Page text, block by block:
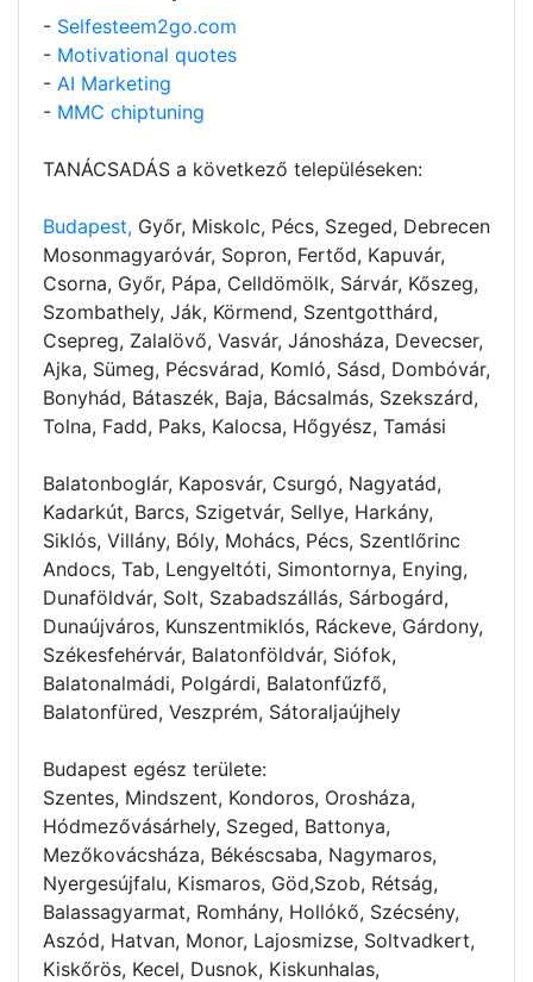
- Selfesteem2go.com
- Motivational quotes
- AI Marketing
- MMC chiptuning
TANÁCSADÁS a következő településeken:
Budapest, Győr, Miskolc, Pécs, Szeged, Debrecen
Mosonmagyaróvár, Sopron, Fertőd, Kapuvár,
Csorna, Győr, Pápa, Celldömölk, Sárvár, Kőszeg,
Szombathely, Ják, Körmend, Szentgotthárd,
Csepreg, Zalalövő, Vasvár, Jánosháza, Devecser,
Ajka, Sümeg, Pécsvárad, Komló, Sásd, Dombóvár,
Bonyhád, Bátaszék, Baja, Bácsalmás, Szekszárd,
Tolna, Fadd, Paks, Kalocsa, Hőgyész, Tamási
Balatonboglár, Kaposvár, Csurgó, Nagyatád,
Kadarkút, Barcs, Szigetvár, Sellye, Harkány,
Siklós, Villány, Bóly, Mohács, Pécs, Szentlőrinc
Andocs, Tab, Lengyeltóti, Simontornya, Enying,
Dunaföldvár, Solt, Szabadszállás, Sárbogárd,
Dunaújváros, Kunszentmiklós, Ráckeve, Gárdony,
Székesfehérvár, Balatonföldvár, Siófok,
Balatonalmádi, Polgárdi, Balatonfűzfő,
Balatonfüred, Veszprém, Sátoraljaújhely
Budapest egész területe:
Szentes, Mindszent, Kondoros, Orosháza,
Hódmezővásárhely, Szeged, Battonya,
Mezőkovácsháza, Békéscsaba, Nagymaros,
Nyergesújfalu, Kismaros, Göd,Szob, Rétság,
Balassagyarmat, Romhány, Hollókő, Szécsény,
Aszód, Hatvan, Monor, Lajosmizse, Soltvadkert,
Kiskőrös, Kecel, Dusnok, Kiskunhalas,